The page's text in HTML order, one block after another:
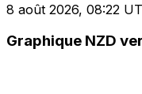
8 août 2026, 08:22
Graphique NZD